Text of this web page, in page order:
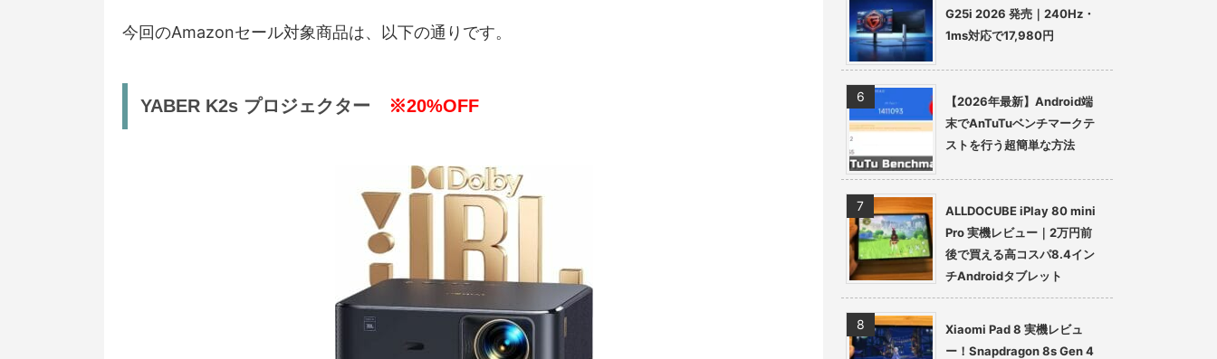
今回のAmazonセール対象商品は、以下の通りです。
YABER K2s プロジェクター ※20%OFF
G25i 2026 発売｜240Hz・
1ms対応で17,980円
【2026年最新】Android端
末でAnTuTuベンチマークテ
ストを行う超簡単な方法
ALLDOCUBE iPlay 80 mini
Pro 実機レビュー｜2万円前
後で買える高コスパ8.4イン
チAndroidタブレット
Xiaomi Pad 8 実機レビュ
ー！Snapdragon 8s Gen 4